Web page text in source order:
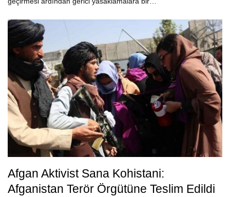
Afgan Aktivist Sana Kohistani:
Afganistan Terör Örgütüne Teslim Edildi